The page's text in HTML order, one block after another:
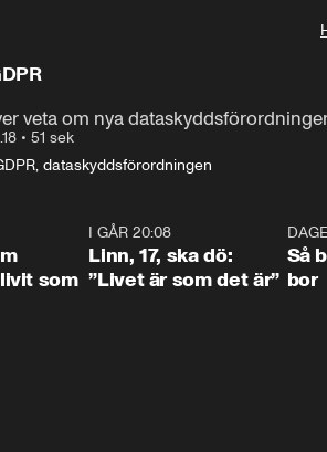
veta om nya
• 51 sek
dataskyddsförordningen
som
I GÅR 20:08
Linn, 17, ska dö:
”Livet är som det är”
Så
bor